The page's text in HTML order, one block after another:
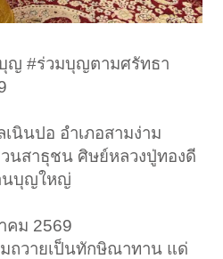
ญ #ร่วมบุญตามศรัทธา
นินปอ อำเภอสามง่าม
นสาธุชน ศิษย์หลวงปู่ทองดี
นบุญใหญ่
คม 2569
ถวายเป็นทักษิณาทาน แด่